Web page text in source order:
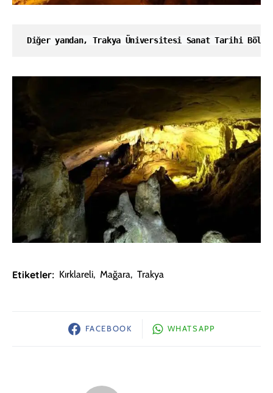
Diğer yandan, Trakya Üniversitesi Sanat Tarihi
Etiketler: Kırklareli, Mağara, Trakya
FACEBOOK WHATSAPP